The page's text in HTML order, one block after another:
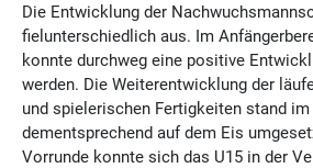
Die Entwicklung der
fielunterschiedlich aus. Im
konnte durchweg eine positive
werden. Die Weiterentwicklung der
und spielerischen Fertigkeiten stand
dementsprechend auf dem Eis
Vorrunde konnte sich das U15 in der